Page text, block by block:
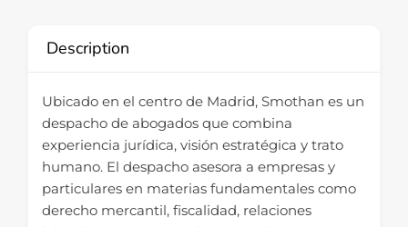
Description
Ubicado en el centro de Madrid, Smothan es un
despacho de abogados que combina
experiencia jurídica, visión estratégica y trato
humano. El despacho asesora a empresas y
particulares en materias fundamentales como
derecho mercantil, fiscalidad, relaciones